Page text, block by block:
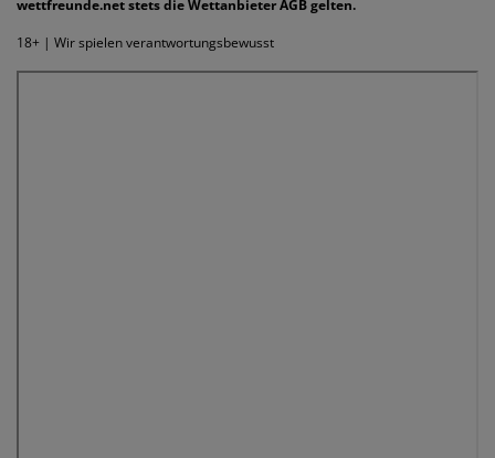
wettfreunde.net stets die Wettanbieter AGB gelten.
18+ | Wir spielen verantwortungsbewusst